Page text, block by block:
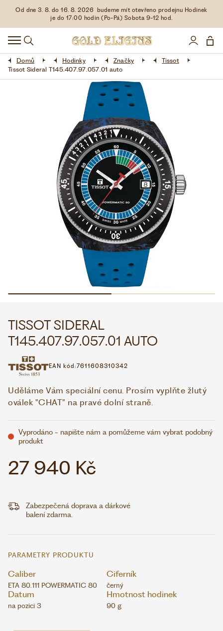
Od dne 3. 8. do 16. 8. 2026 budeme mít otevřeno prodejnu Hodinek
je do 17:00 hodin (Po-Pá) Sobota 9-12 hod.
HODINKY
DOPLŇKY
ŠPERKY
LIMITOVANÉ EDICE
VŠE O NÁKUPU
WHATSAPP VIBER
VOLEJTE 9:00–18:00 +420 775 138 346
Domů Hodinky Značky
Tissot
Tissot Sideral T145.407.97.057.01 auto
TISSOT SIDERAL
T145.407.97.057.01 AUTO
EAN kód:7611608310342
Uděláme Vám speciální cenu. Prosím vyplňte žlutý
oválek "CHAT" na pravé dolní straně.
Vyprodáno - napište nám a pomůžeme vám vybrat podobný
produkt
27 940 Kč
Zabezpečená doprava a dárkové
balení zdarma.
PARAMETRY PRODUKTU
Caliber
ETA 80.111 POWERMATIC 80
Ciferník
černý
Datum
na pozici 3
Hmotnost hodinek
90 g